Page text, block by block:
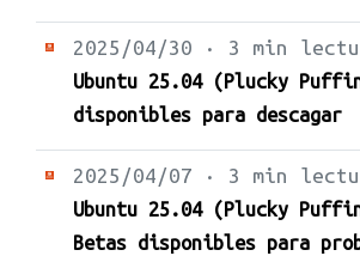
2025/04/30 · 3 min
Ubuntu 25.04 (Plucky
disponibles para descagar
2025/04/07 · 3 min
Ubuntu 25.04 (Plucky
Betas disponibles para